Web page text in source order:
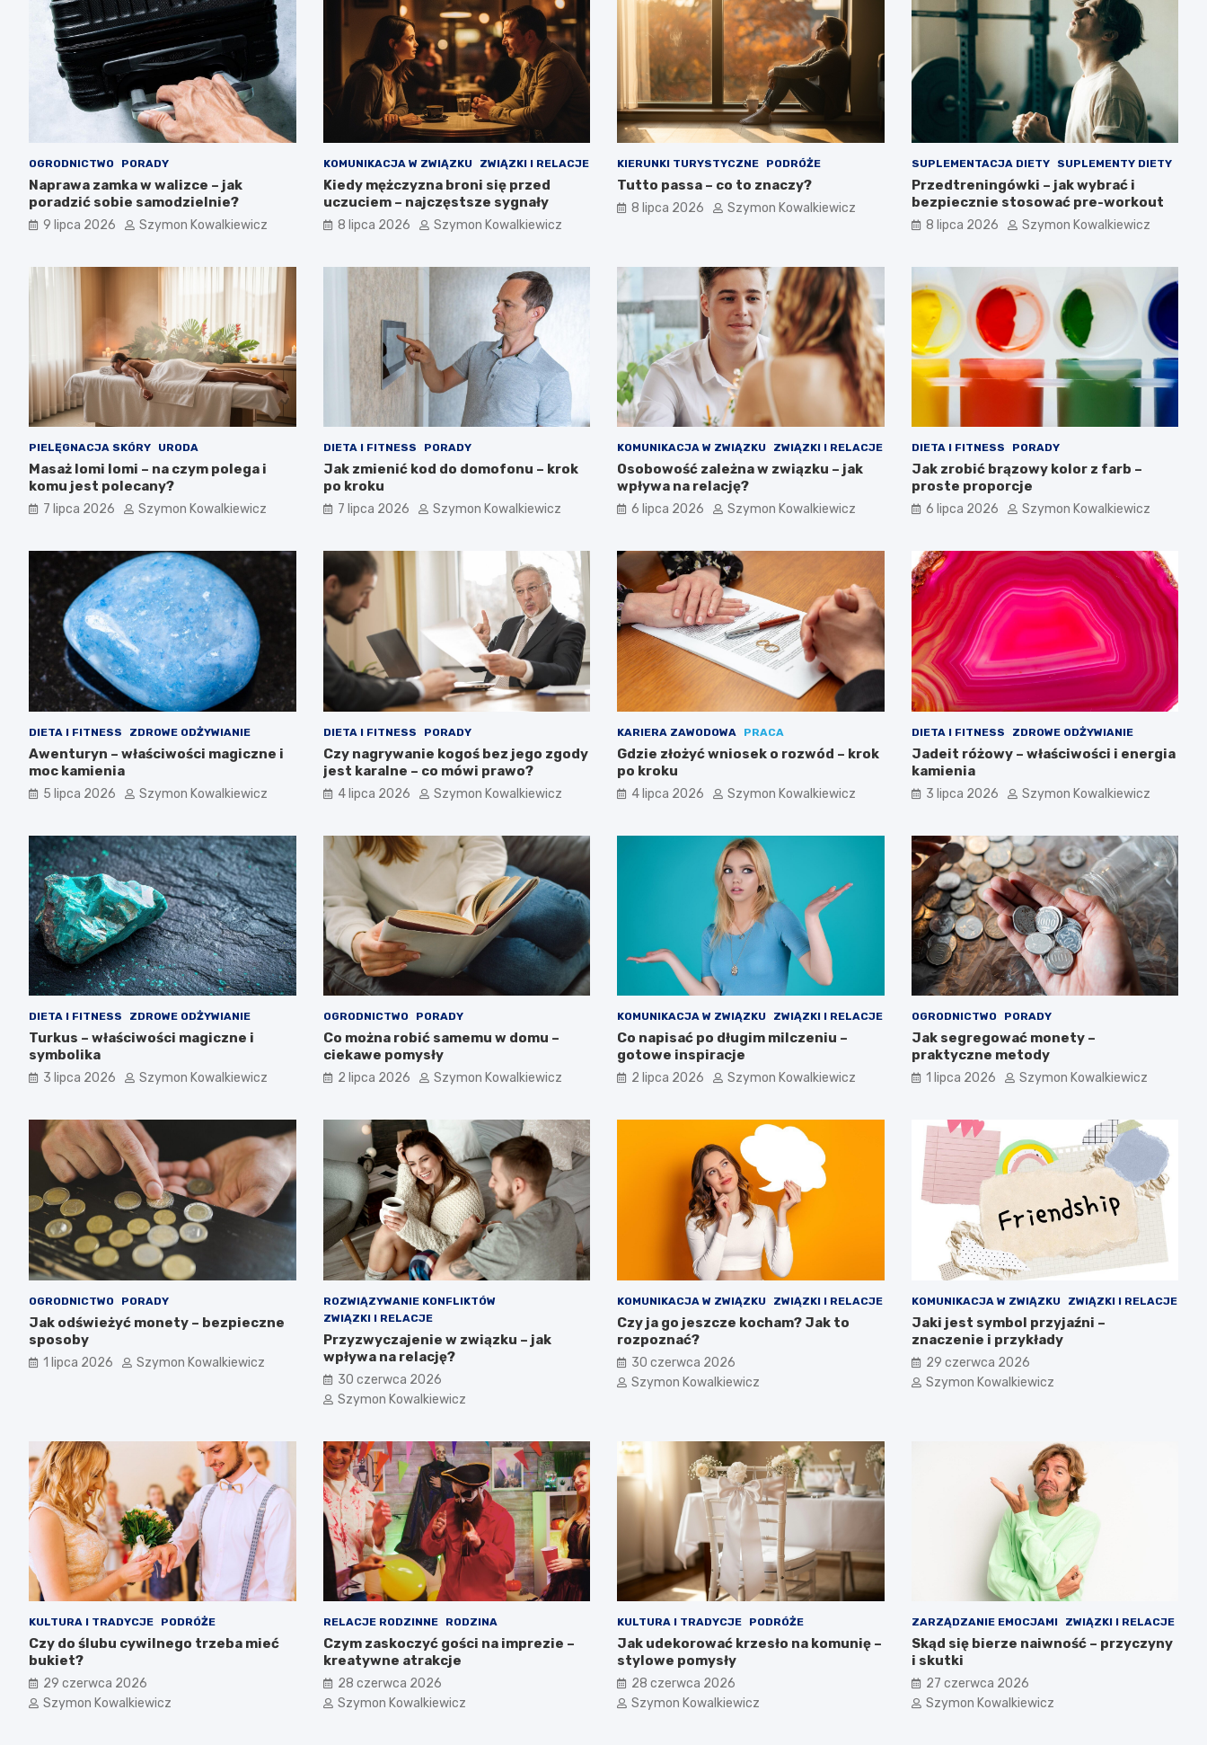
OGRODNICTWO PORADY
Naprawa zamka w walizce – jak
poradzić sobie samodzielnie?
9 lipca 2026 Szymon Kowalkiewicz
KOMUNIKACJA W ZWIĄZKU ZWIĄZKI I RELACJE
Kiedy mężczyzna broni się przed
uczuciem – najczęstsze sygnały
8 lipca 2026 Szymon Kowalkiewicz
KIERUNKI TURYSTYCZNE PODRÓŻE
Tutto passa – co to znaczy?
8 lipca 2026 Szymon Kowalkiewicz
SUPLEMENTACJA DIETY SUPLEMENTY DIETY
Przedtreningówki – jak wybrać i
bezpiecznie stosować pre-workout
8 lipca 2026 Szymon Kowalkiewicz
PIELĘGNACJA SKÓRY URODA
Masaż lomi lomi – na czym polega i
komu jest polecany?
7 lipca 2026 Szymon Kowalkiewicz
DIETA I FITNESS PORADY
Jak zmienić kod do domofonu – krok
po kroku
7 lipca 2026 Szymon Kowalkiewicz
KOMUNIKACJA W ZWIĄZKU ZWIĄZKI I RELACJE
Osobowość zależna w związku – jak
wpływa na relację?
6 lipca 2026 Szymon Kowalkiewicz
DIETA I FITNESS PORADY
Jak zrobić brązowy kolor z farb –
proste proporcje
6 lipca 2026 Szymon Kowalkiewicz
DIETA I FITNESS ZDROWE ODŻYWIANIE
Awenturyn – właściwości magiczne i
moc kamienia
5 lipca 2026 Szymon Kowalkiewicz
DIETA I FITNESS PORADY
Czy nagrywanie kogoś bez jego zgody
jest karalne – co mówi prawo?
4 lipca 2026 Szymon Kowalkiewicz
KARIERA ZAWODOWA PRACA
Gdzie złożyć wniosek o rozwód – krok
po kroku
4 lipca 2026 Szymon Kowalkiewicz
DIETA I FITNESS ZDROWE ODŻYWIANIE
Jadeit różowy – właściwości i energia
kamienia
3 lipca 2026 Szymon Kowalkiewicz
DIETA I FITNESS ZDROWE ODŻYWIANIE
Turkus – właściwości magiczne i
symbolika
3 lipca 2026 Szymon Kowalkiewicz
OGRODNICTWO PORADY
Co można robić samemu w domu –
ciekawe pomysły
2 lipca 2026 Szymon Kowalkiewicz
KOMUNIKACJA W ZWIĄZKU ZWIĄZKI I RELACJE
Co napisać po długim milczeniu –
gotowe inspiracje
2 lipca 2026 Szymon Kowalkiewicz
OGRODNICTWO PORADY
Jak segregować monety –
praktyczne metody
1 lipca 2026 Szymon Kowalkiewicz
OGRODNICTWO PORADY
Jak odświeżyć monety – bezpieczne
sposoby
1 lipca 2026 Szymon Kowalkiewicz
ROZWIĄZYWANIE KONFLIKTÓW
ZWIĄZKI I RELACJE
Przyzwyczajenie w związku – jak
wpływa na relację?
30 czerwca 2026
Szymon Kowalkiewicz
KOMUNIKACJA W ZWIĄZKU ZWIĄZKI I RELACJE
Czy ja go jeszcze kocham? Jak to
rozpoznać?
30 czerwca 2026
Szymon Kowalkiewicz
KOMUNIKACJA W ZWIĄZKU ZWIĄZKI I RELACJE
Jaki jest symbol przyjaźni –
znaczenie i przykłady
29 czerwca 2026
Szymon Kowalkiewicz
KULTURA I TRADYCJE PODRÓŻE
Czy do ślubu cywilnego trzeba mieć
bukiet?
29 czerwca 2026
Szymon Kowalkiewicz
RELACJE RODZINNE RODZINA
Czym zaskoczyć gości na imprezie –
kreatywne atrakcje
28 czerwca 2026
Szymon Kowalkiewicz
KULTURA I TRADYCJE PODRÓŻE
Jak udekorować krzesło na komunię –
stylowe pomysły
28 czerwca 2026
Szymon Kowalkiewicz
ZARZĄDZANIE EMOCJAMI ZWIĄZKI I RELACJE
Skąd się bierze naiwność – przyczyny
i skutki
27 czerwca 2026
Szymon Kowalkiewicz